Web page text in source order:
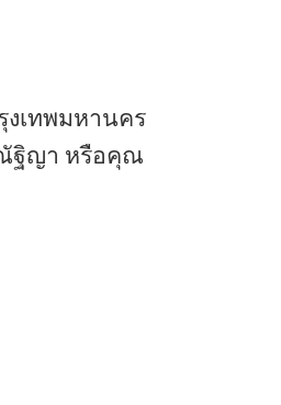
งเทพมหานคร
ณัฐิญา หรือคุณ